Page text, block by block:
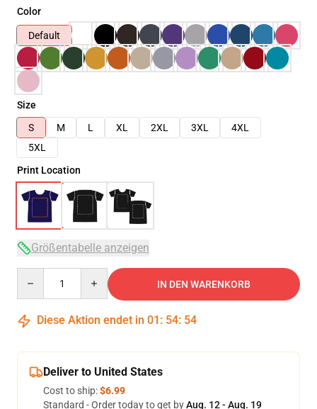
Color
Default
Size
S
M L XL 2XL 3XL
4XL
5XL
Print Location
Größentabelle anzeigen
IN DEN WARENKORB
Diese Aktion endet in 01 : 54: 54
Deliver to United States
Cost to ship:$6.99
Standard - Order today to get byAug. 12 - Aug. 19